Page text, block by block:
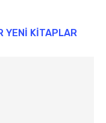
YENI KITAPLAR